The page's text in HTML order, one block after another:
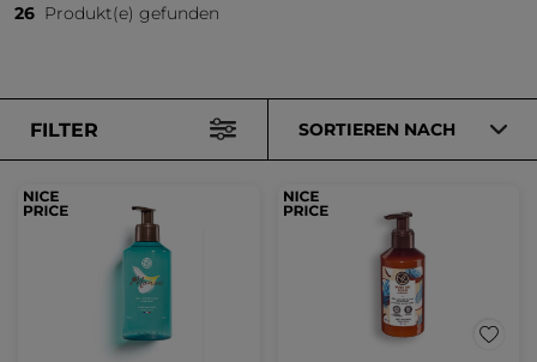
26 Produkt(e) gefunden
FILTER SORTIEREN NACH